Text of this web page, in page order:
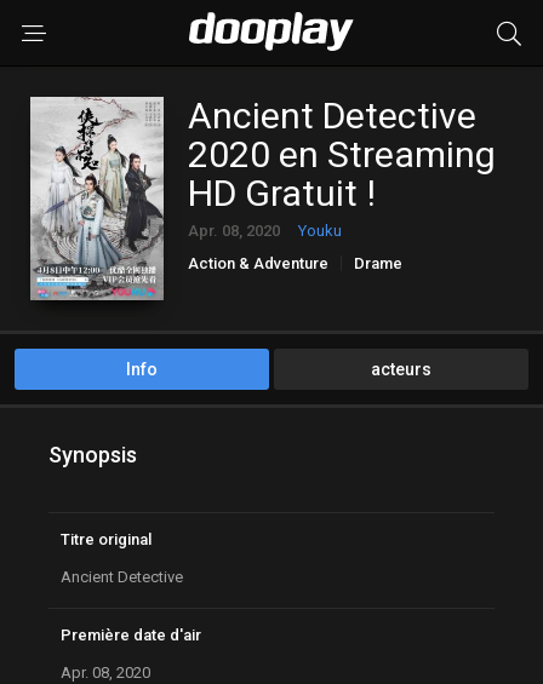
Ancient Detective
2020 en Streaming
HD Gratuit !
Apr. 08, 2020
Youku
Action & Adventure
Drame
Info acteurs
Synopsis
Titre original
Ancient Detective
Première date d'air
Apr. 08, 2020